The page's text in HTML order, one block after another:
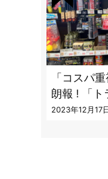
「コスパ
朗報 ! 「トライアル」で買える
キャンプ
2023年12月17日